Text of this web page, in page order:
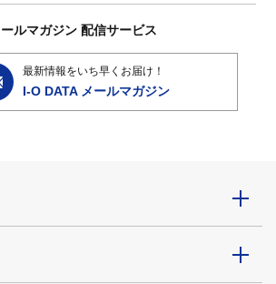
ルマガジン 配信サービス
最新情報をいち早くお届け！
I-O DATA メールマガジン